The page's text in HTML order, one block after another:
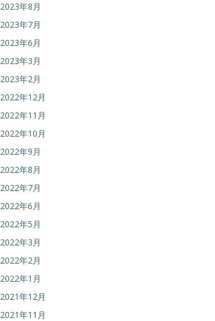
2023年8月
2023年7月
2023年6月
2023年3月
2023年2月
2022年12月
2022年11月
2022年10月
2022年9月
2022年8月
2022年7月
2022年6月
2022年5月
2022年3月
2022年2月
2022年1月
2021年12月
2021年11月